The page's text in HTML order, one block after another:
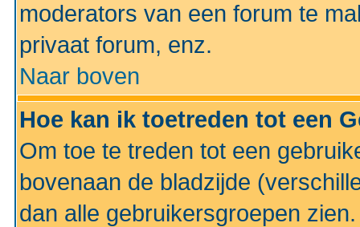
moderators van een forum te
privaat forum, enz.
Naar boven
Hoe kan ik toetreden tot een
Om toe te treden tot een
bovenaan de bladzijde
dan alle gebruikersgroepen